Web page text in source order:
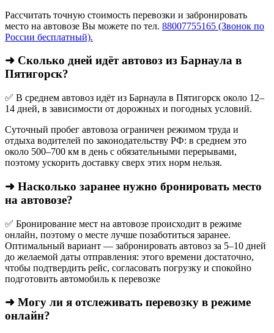
Рассчитать точную стоимость перевозки и забронировать
место на автовозе Вы можете по тел. 88007755165 (Звонок по
России бесплатный).
➜ Сколько дней идёт автовоз из Барнаула в
Пятигорск?
✅ В среднем автовоз идёт из Барнаула в Пятигорск около 12–
14 дней, в зависимости от дорожных и погодных условий.
Суточный пробег автовоза ограничен режимом труда и
отдыха водителей по законодательству РФ: в среднем это
около 500–700 км в день с обязательными перерывами,
поэтому ускорить доставку сверх этих норм нельзя.
➜ Насколько заранее нужно бронировать место
на автовозе?
✅ Бронирование мест на автовозе происходит в режиме
онлайн, поэтому о месте лучше позаботиться заранее.
Оптимальный вариант — забронировать автовоз за 5–10 дней
до желаемой даты отправления: этого времени достаточно,
чтобы подтвердить рейс, согласовать погрузку и спокойно
подготовить автомобиль к перевозке
➜ Могу ли я отслеживать перевозку в режиме
онлайн?